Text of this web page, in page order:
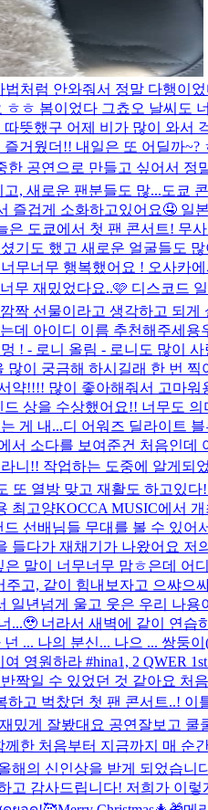
처럼 안와줘서 정말 다행이
ㅎ 봄이었다 그쵸오 날씨도
뜻했구 어제 비가 많이 와
거웠더!! 내일은 또 어딜까~?
공연으로 만들고 싶어서
, 새로운 팬분들도 많...도쿄
겁게 소화하고있어요🤤
은 도쿄에서 첫 팬 콘서트! 무
기도 했고 새로운 얼굴들도
무너무 행복했어요 ! 오사카
무 재밌었다요..🩷 디스코드
짝 선물이라고 생각하고 되
데 아이디 이름 추천해주세용
! - 로니 올림 - 로니도 많이
많이 궁금해 하시길래 한 번
약!!!! 많이 좋아해줘서 고마워
상을 수상했어요!! 너무도
게 내...디 어워즈 딜라이트
소다를 보여준건 처음인
니!! 작업하는 도중에 알게
또 열방 맞고 재활도 하고있
최고양KOCCA MUSIC에서
선배님들 무대를 볼 수 있
들다가 재채기가 나왔어요
말이 너무너무 맘ㅎ은데 어
고, 같이 힘내보자고 으쌰
일년넘게 울고 웃은 우리 나
너라서 새벽에 같이 연
... 나의 분신... 나으 ... 쌍둥
영원하라 #hina1, 2 QWER
짝일 수 있었던 것 같아요
하고 벅찼던 첫 팬 콘서트..!
밌게 잘봤대요 공연잘보고 쿨
한 처음부터 지금까지 매 순
해의 신인상을 받게 되었습
감사드립니다! 저희가 이